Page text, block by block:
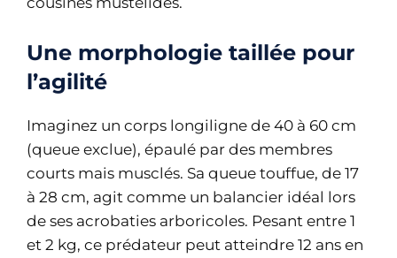
Une morphologie taillée pour
l’agilité
Imaginez un corps longiligne de 40 à 60 cm
(queue exclue), épaulé par des membres
courts mais musclés. Sa queue touffue, de 17
à 28 cm, agit comme un balancier idéal lors
de ses acrobaties arboricoles. Pesant entre 1
et 2 kg, ce prédateur peut atteindre 12 ans en